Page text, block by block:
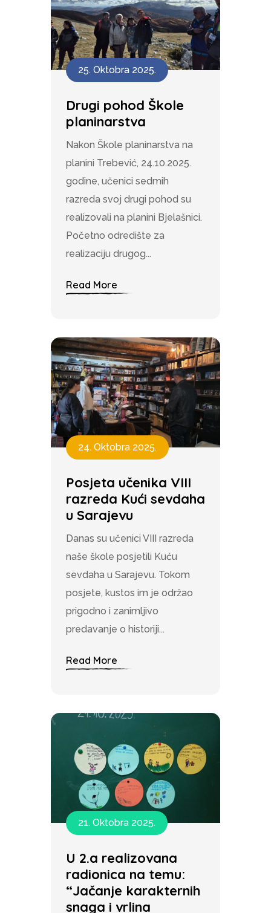
25. Oktobra 2025.
Drugi pohod Škole
planinarstva
Nakon Škole planinarstva na
planini Trebević, 24.10.2025.
godine, učenici sedmih
razreda svoj drugi pohod su
realizovali na planini Bjelašnici.
Početno odredište za
realizaciju drugog...
Read More
24. Oktobra 2025.
Posjeta učenika VIII
razreda Kući sevdaha
u Sarajevu
Danas su učenici VIII razreda
naše škole posjetili Kuću
sevdaha u Sarajevu. Tokom
posjete, kustos im je održao
prigodno i zanimljivo
predavanje o historiji...
Read More
21. Oktobra 2025.
U 2.a realizovana
radionica na temu:
“Jačanje karakternih
snaga i vrlina